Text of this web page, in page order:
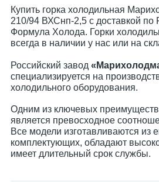
Купить горка холодильная
210/94 ВХСнп-2,5 с доставкой по
Формула Холода. Горки
всегда в наличии у нас или на
Российский завод
специализируется на
холодильного оборудования.
Одним из ключевых
является превосходное
Все модели изготавливаются из
комплектующих, обладают
имеет длительный срок службы.